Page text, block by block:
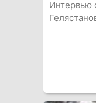
Интервью